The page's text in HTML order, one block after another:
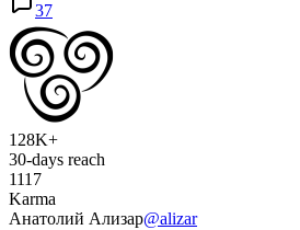
37
128K+
30-days reach
1117
Karma
Анатолий Ализар@alizar